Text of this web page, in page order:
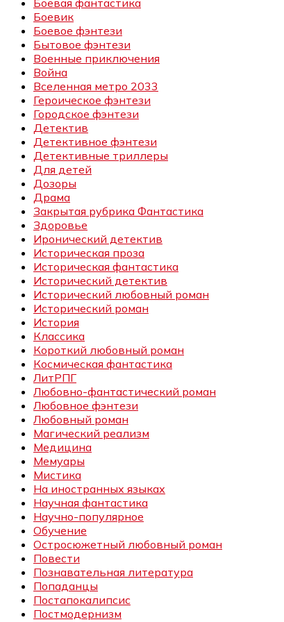
Боевая фантастика
Боевик
Боевое фэнтези
Бытовое фэнтези
Военные приключения
Война
Вселенная метро 2033
Героическое фэнтези
Городское фэнтези
Детектив
Детективное фэнтези
Детективные триллеры
Для детей
Дозоры
Драма
Закрытая рубрика Фантастика
Здоровье
Иронический детектив
Историческая проза
Историческая фантастика
Исторический детектив
Исторический любовный роман
Исторический роман
История
Классика
Короткий любовный роман
Космическая фантастика
ЛитРПГ
Любовно-фантастический роман
Любовное фэнтези
Любовный роман
Магический реализм
Медицина
Мемуары
Мистика
На иностранных языках
Научная фантастика
Научно-популярное
Обучение
Остросюжетный любовный роман
Повести
Познавательная литература
Попаданцы
Постапокалипсис
Постмодернизм